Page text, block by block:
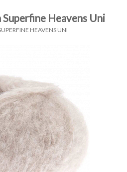
Superfine Heavens Uni
HEAVENS UNI